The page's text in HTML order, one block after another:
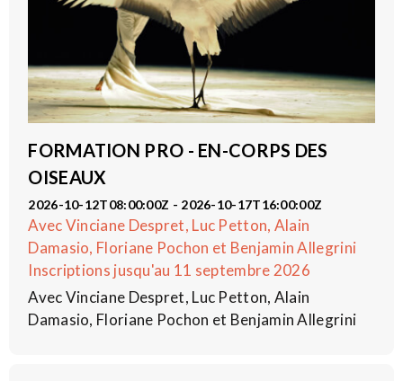
FORMATION PRO - EN-CORPS DES
OISEAUX
2026-10-12T08:00:00Z - 2026-10-17T16:00:00Z
Avec Vinciane Despret, Luc Petton, Alain
Damasio, Floriane Pochon et Benjamin Allegrini
Inscriptions jusqu'au 11 septembre 2026
Avec Vinciane Despret, Luc Petton, Alain
Damasio, Floriane Pochon et Benjamin Allegrini